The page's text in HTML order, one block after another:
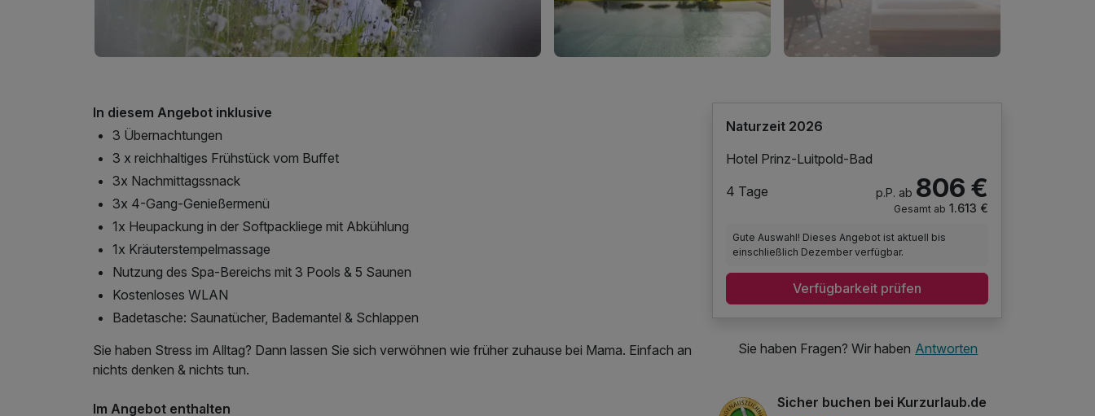
In diesem Angebot inklusive
3 Übernachtungen
3 x reichhaltiges Frühstück vom Buffet
3x Nachmittagssnack
3x 4-Gang-Genießermenü
1x Heupackung in der Softpackliege mit Abkühlung
1x Kräuterstempelmassage
Nutzung des Spa-Bereichs mit 3 Pools & 5 Saunen
Kostenloses WLAN
Badetasche: Saunatücher, Bademantel & Schlappen
Sie haben Stress im Alltag? Dann lassen Sie sich verwöhnen wie früher zuhause bei Mama. Einfach an
nichts denken & nichts tun.
Im Angebot enthalten
Naturzeit 2026
Hotel Prinz-Luitpold-Bad
4 Tage
p.P. ab 806 €
Gesamt ab 1.613 €
Gute Auswahl! Dieses Angebot ist aktuell bis
einschließlich Dezember verfügbar.
Verfügbarkeit prüfen
Sie haben Fragen? Wir haben Antworten
Sicher buchen bei Kurzurlaub.de